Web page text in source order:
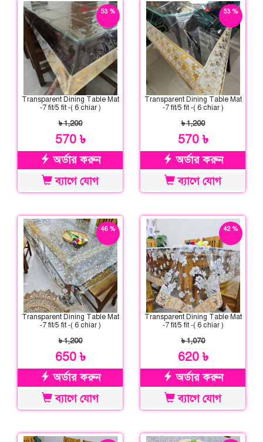
53 %
Transparent Dining Table Mat
-7 fit/5 fit -( 6 chiar )
৳ 1,200
570 ৳
অর্ডার করুন
ব্যাগে যোগ
53 %
Transparent Dining Table Mat
-7 fit/5 fit -( 6 chiar )
৳ 1,200
570 ৳
অর্ডার করুন
ব্যাগে যোগ
46 %
Transparent Dining Table Mat
-7 fit/5 fit -( 6 chiar )
৳ 1,200
650 ৳
অর্ডার করুন
ব্যাগে যোগ
42 %
Transparent Dining Table Mat
-7 fit/5 fit -( 6 chiar )
৳ 1,070
620 ৳
অর্ডার করুন
ব্যাগে যোগ